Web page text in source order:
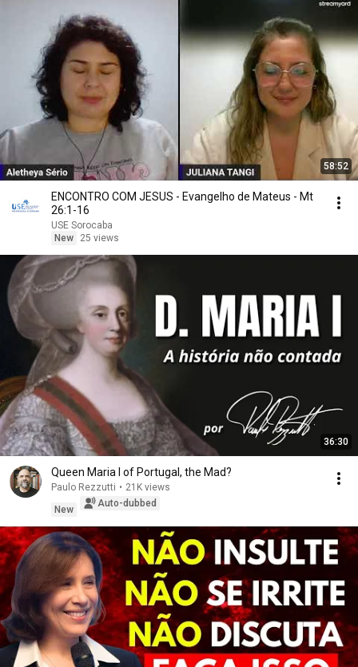
58:52
ENCONTRO COM JESUS - Evangelho de Mateus - Mt
26:1-16
USE Sorocaba
New
25 views
36:30
Queen Maria I of Portugal, the Mad?
Paulo Rezzutti • 21K views
New
Auto-dubbed